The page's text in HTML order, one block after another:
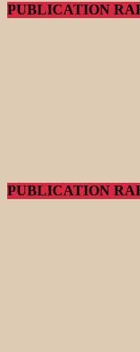
PUBLICATION
PUBLICATION